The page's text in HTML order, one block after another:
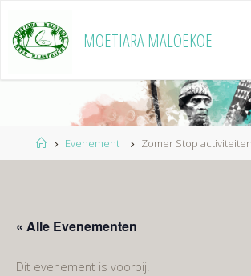
naar
de
MOETIARA MALOEKOE
HomeEvenement Zomer Stop activiteiten
« Alle Evenementen
Dit evenement is voorbij.